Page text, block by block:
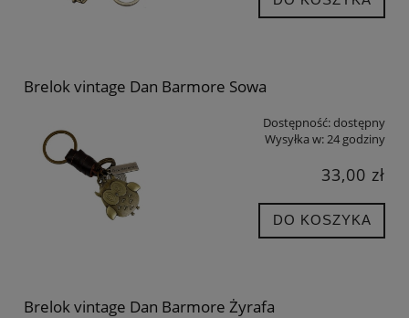
Brelok vintage Dan Barmore Sowa
Dostępność:dostępny
Wysyłka w:24 godziny
33,00 zł
DO KOSZYKA
Brelok vintage Dan Barmore Żyrafa